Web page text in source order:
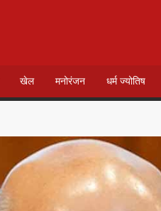
खेल मनोरंजन धर्म ज्योतिष